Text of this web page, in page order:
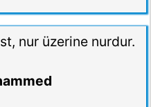
nur üzerine nurdur.